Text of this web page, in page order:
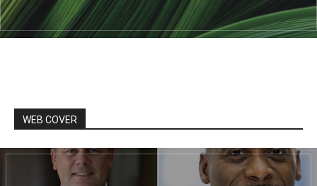
WEB COVER